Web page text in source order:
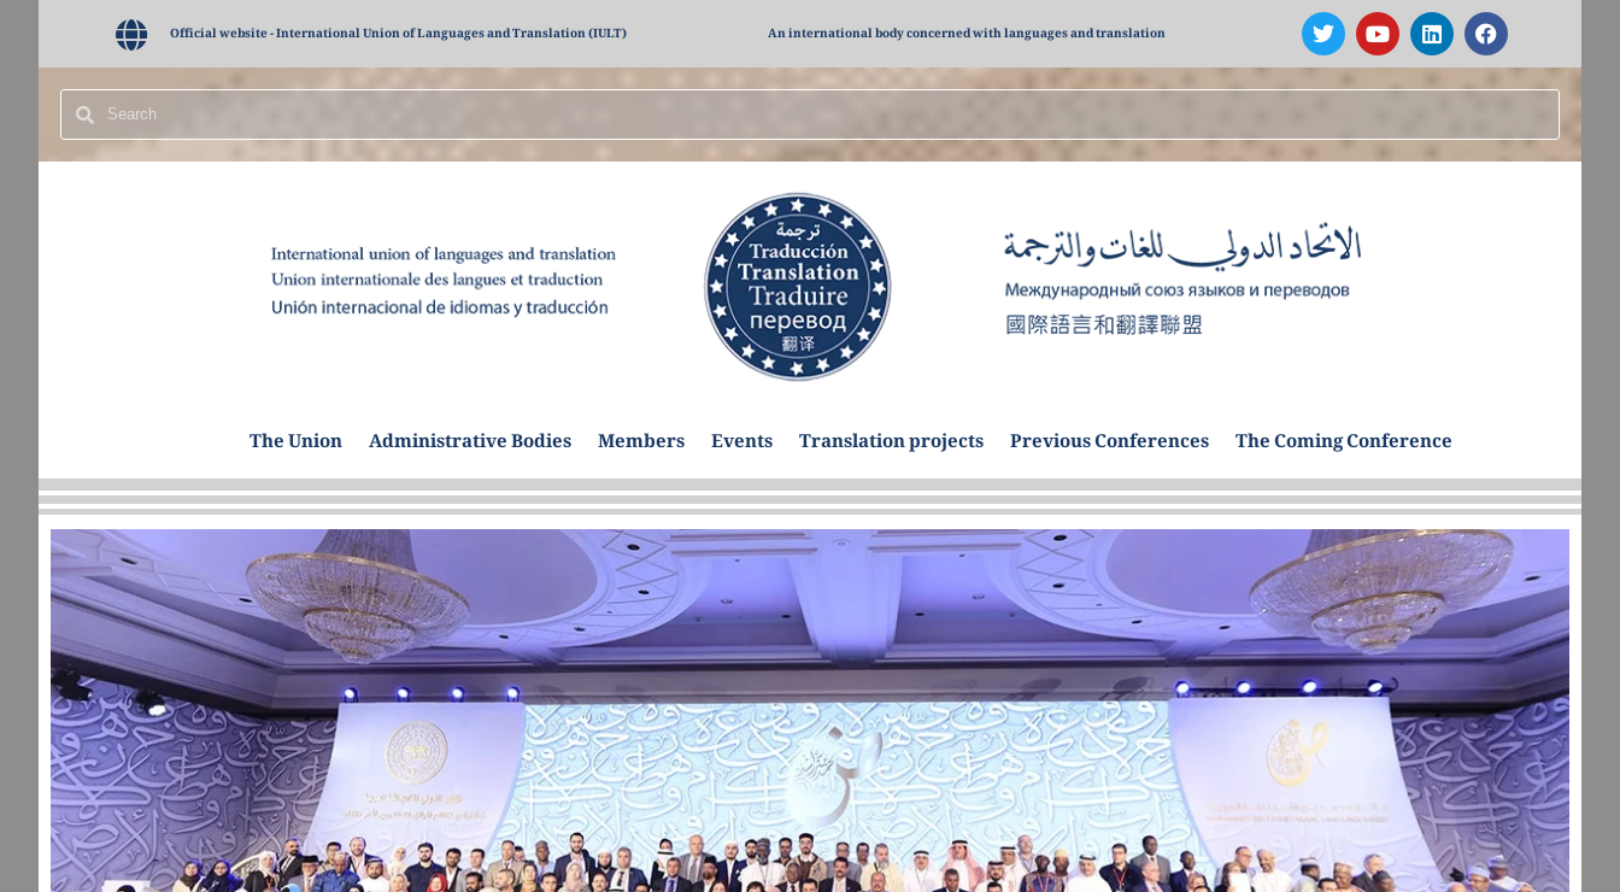
Official website - International Union of Languages and Translation (IULT) An international body concerned with languages and translation
The Union Administrative Bodies Members Events Translation projects Previous Conferences The Coming Conference